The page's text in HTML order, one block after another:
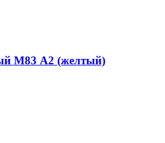
М83 А2 (желтый)